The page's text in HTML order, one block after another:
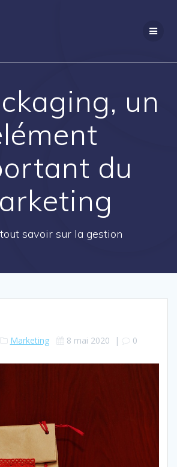
un
du
savoir sur la gestion
Marketing 8 mai 2020 | 0